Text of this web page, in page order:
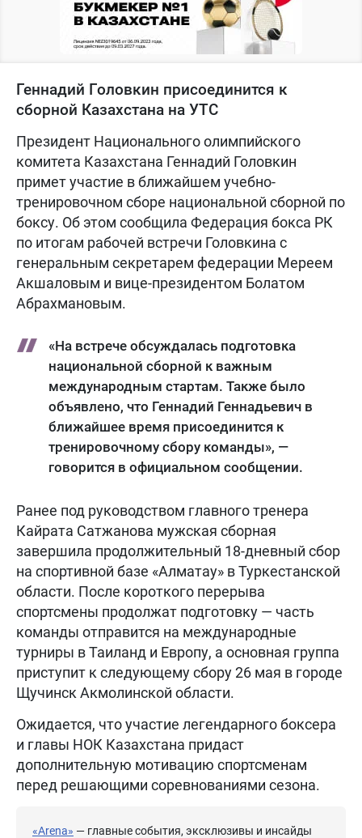
Геннадий Головкин присоединится к
сборной Казахстана на УТС
Президент Национального олимпийского
комитета Казахстана Геннадий Головкин
примет участие в ближайшем учебно-
тренировочном сборе национальной сборной по
боксу. Об этом сообщила Федерация бокса РК
по итогам рабочей встречи Головкина с
генеральным секретарем федерации Мереем
Акшаловым и вице-президентом Болатом
Абрахмановым.
«На встрече обсуждалась подготовка
национальной сборной к важным
международным стартам. Также было
объявлено, что Геннадий Геннадьевич в
ближайшее время присоединится к
тренировочному сбору команды», —
говорится в официальном сообщении.
Ранее под руководством главного тренера
Кайрата Сатжанова мужская сборная
завершила продолжительный 18-дневный сбор
на спортивной базе «Алматау» в Туркестанской
области. После короткого перерыва
спортсмены продолжат подготовку — часть
команды отправится на международные
турниры в Таиланд и Европу, а основная группа
приступит к следующему сбору 26 мая в городе
Щучинск Акмолинской области.
Ожидается, что участие легендарного боксера
и главы НОК Казахстана придаст
дополнительную мотивацию спортсменам
перед решающими соревнованиями сезона.
«Arena» — главные события, эксклюзивы и инсайды